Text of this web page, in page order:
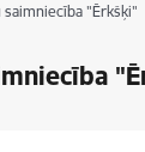
"Ērkšķi"